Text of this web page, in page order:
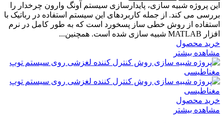
این پروژه شبیه سازی، پایدارسازی سیستم آونگ وارون چرخدار را
بررسی می کند. از جمله کاربردهای این سیستم استفاده در رباتیک با
استفاده از روش خطی ساز پسخورد است که به طور کامل در نرم
افزار MATLAB شبیه سازی شده است. همچنین...
خرید محصول
مشاهده بیشتر
خرید محصول
مشاهده بیشتر